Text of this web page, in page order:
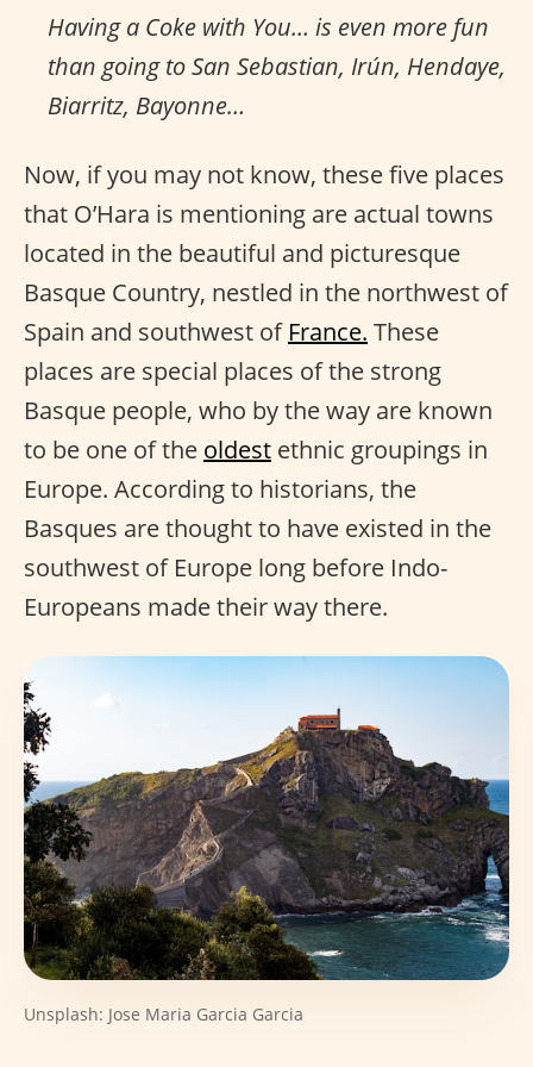
Having a Coke with You… is even more fun
than going to San Sebastian, Irún, Hendaye,
Biarritz, Bayonne…
Now, if you may not know, these five places
that O’Hara is mentioning are actual towns
located in the beautiful and picturesque
Basque Country, nestled in the northwest of
Spain and southwest of France. These
places are special places of the strong
Basque people, who by the way are known
to be one of the oldest ethnic groupings in
Europe. According to historians, the
Basques are thought to have existed in the
southwest of Europe long before Indo-
Europeans made their way there.
Unsplash: Jose Maria Garcia Garcia